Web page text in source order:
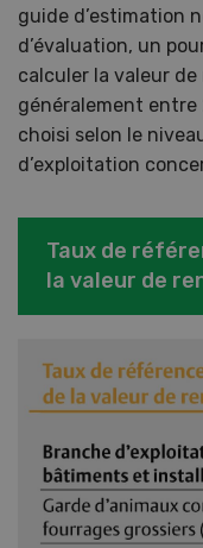
guide d’estimation
d’évaluation, un
calculer la valeur
généralement entre
choisi selon le
d’exploitation
Taux de
la valeur de